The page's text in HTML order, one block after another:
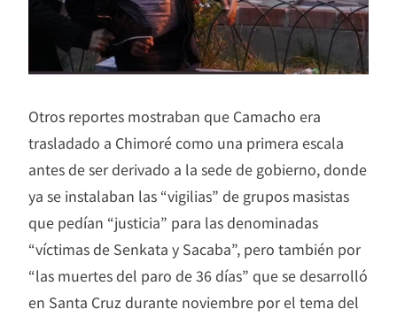
Otros reportes mostraban que Camacho era
trasladado a Chimoré como una primera escala
antes de ser derivado a la sede de gobierno, donde
ya se instalaban las “vigilias” de grupos masistas
que pedían “justicia” para las denominadas
“víctimas de Senkata y Sacaba”, pero también por
“las muertes del paro de 36 días” que se desarrolló
en Santa Cruz durante noviembre por el tema del